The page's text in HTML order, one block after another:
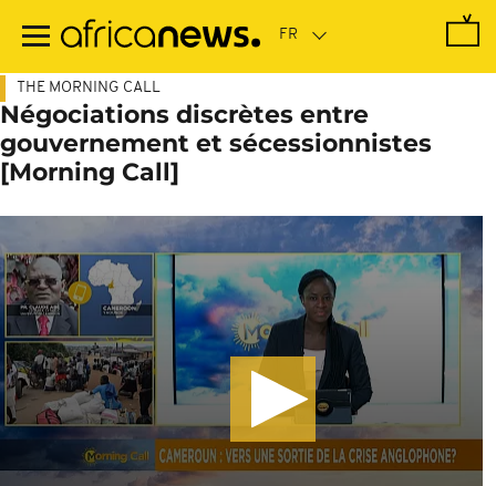
contenu
THE MORNING CALL
Négociations discrètes entre
gouvernement et sécessionnistes
[Morning Call]